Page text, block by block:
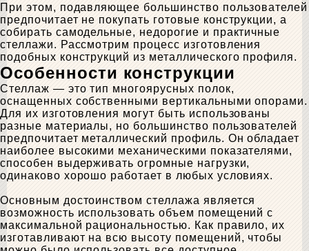
При этом, подавляющее большинство пользователей
предпочитает не покупать готовые конструкции, а
собирать самодельные, недорогие и практичные
стеллажи. Рассмотрим процесс изготовления
подобных конструкций из металлического профиля.
Особенности конструкции
Стеллаж — это тип многоярусных полок,
оснащенных собственными вертикальными опорами.
Для их изготовления могут быть использованы
разные материалы, но большинство пользователей
предпочитает металлический профиль. Он обладает
наиболее высокими механическими показателями,
способен выдерживать огромные нагрузки,
одинаково хорошо работает в любых условиях.
Основным достоинством стеллажа является
возможность использовать объем помещений с
максимальной рациональностью. Как правило, их
изготавливают на всю высоту помещений, чтобы